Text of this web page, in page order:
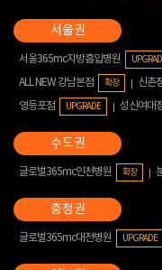
서울365mc지방흡입병원
ALL NEW 강남본점 확장 신촌
영등포점
UPGRADE 성신여대
글로벌365mc인천병원 확장
글로벌365mc대전병원 UPGRADE